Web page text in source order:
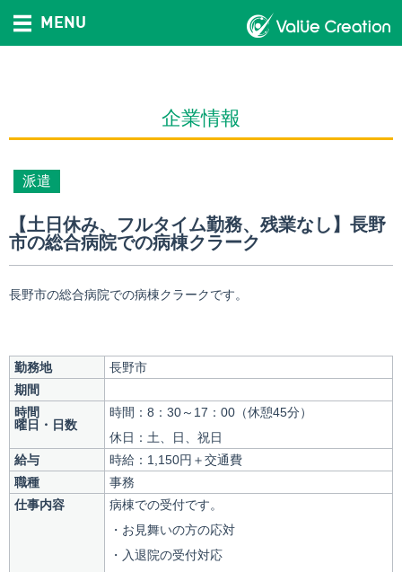
MENU
企業情報
派遣
【土日休み、フルタイム勤務、残業なし】長野
市の総合病院での病棟クラーク
長野市の総合病院での病棟クラークです。
勤務地
長野市
期間
時間
曜日・日数
時間：8：30～17：00（休憩45分）
休日：土、日、祝日
給与
時給：1,150円＋交通費
職種
事務
仕事内容
病棟での受付です。
・お見舞いの方の応対
・入退院の受付対応